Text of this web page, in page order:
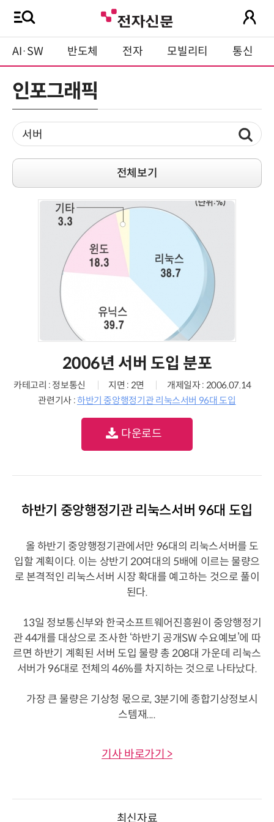
AI·SW 반도체 전자 모빌리티 통신
인포그래픽
전체보기
2006년 서버 도입 분포
카테고리 : 정보통신 지면 : 2면
개제일자 : 2006.07.14
관련기사 :하반기 중앙행정기관 리눅스서버 96대 도입
다운로드
하반기 중앙행정기관 리눅스서버 96대 도입
올 하반기 중앙행정기관에서만 96대의 리눅스서버를 도
입할 계획이다. 이는 상반기 20여대의 5배에 이르는 물량으
로 본격적인 리눅스서버 시장 확대를 예고하는 것으로 풀이
된다.
13일 정보통신부와 한국소프트웨어진흥원이 중앙행정기
관 44개를 대상으로 조사한 ‘하반기 공개SW 수요예보’에 따
르면 하반기 계획된 서버 도입 물량 총 208대 가운데 리눅스
서버가 96대로 전체의 46%를 차지하는 것으로 나타났다.
가장 큰 물량은 기상청 몫으로, 3분기에 종합기상정보시
스템재....
기사 바로가기 >
최신자료